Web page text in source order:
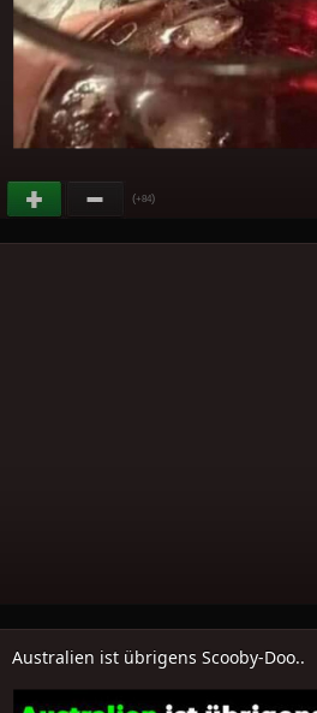
(+84)
Australien ist übrigens Scooby-Doo..